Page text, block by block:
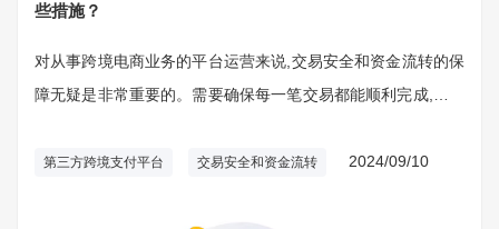
些措施？
对从事跨境电商业务的平台运营来说,交易安全和资金流转的保
障无疑是非常重要的。需要确保每一笔交易都能顺利完成,并确
第三方跨境支付平台 交易安全和资金流转 2024/09/10